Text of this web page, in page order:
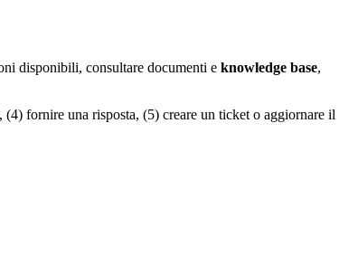
disponibili, consultare documenti e knowledge base,
fornire una risposta, (5) creare un ticket o aggiornare il